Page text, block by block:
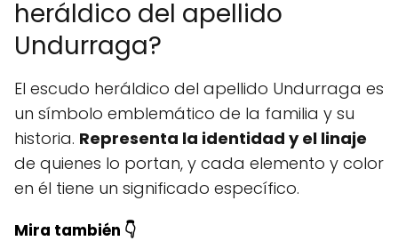
heráldico del apellido
Undurraga?
El escudo heráldico del apellido Undurraga es
un símbolo emblemático de la familia y su
historia. Representa la identidad y el linaje
de quienes lo portan, y cada elemento y color
en él tiene un significado específico.
Mira también 👇